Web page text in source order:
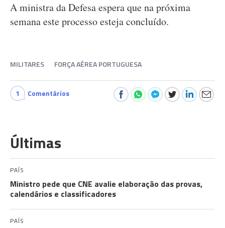
A ministra da Defesa espera que na próxima
semana este processo esteja concluído.
MILITARES FORÇA AÉREA PORTUGUESA
1 Comentários
Últimas
PAÍS
Ministro pede que CNE avalie elaboração das provas,
calendários e classificadores
PAÍS